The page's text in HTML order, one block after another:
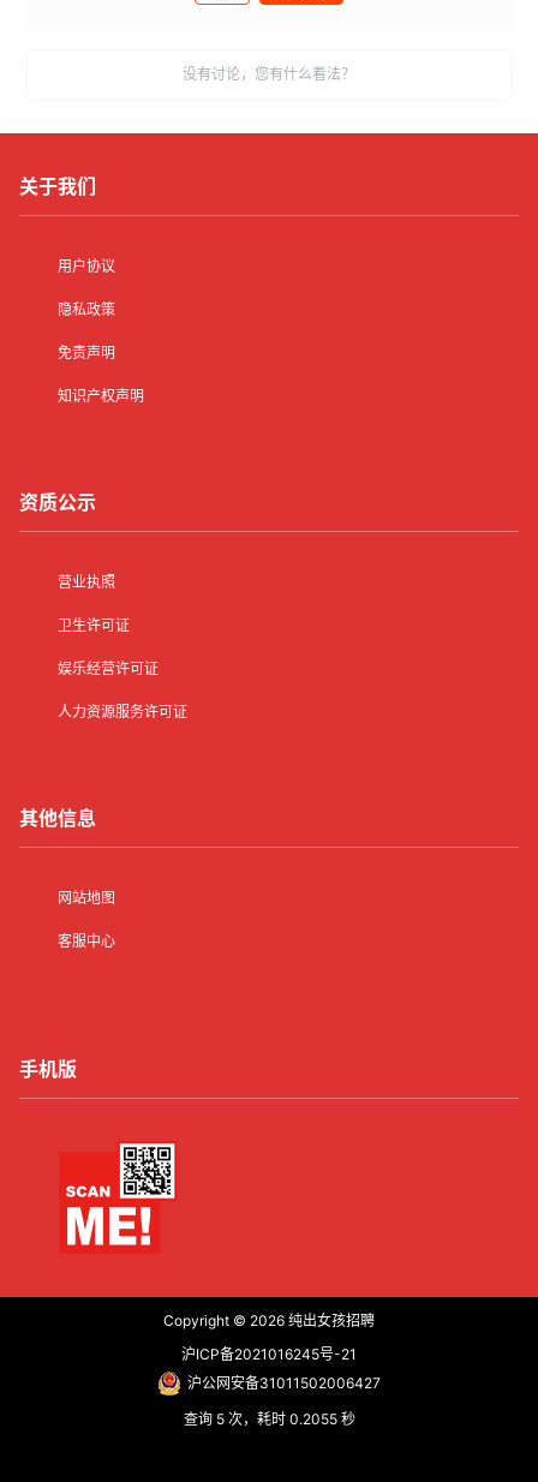
没有讨论，您有什么看法？
关于我们
用户协议
隐私政策
免责声明
知识产权声明
资质公示
营业执照
卫生许可证
娱乐经营许可证
人力资源服务许可证
其他信息
网站地图
客服中心
手机版
Copyright © 2026 纯出女孩招聘
沪ICP备2021016245号-21
沪公网安备31011502006427
查询 5 次，耗时 0.2055 秒